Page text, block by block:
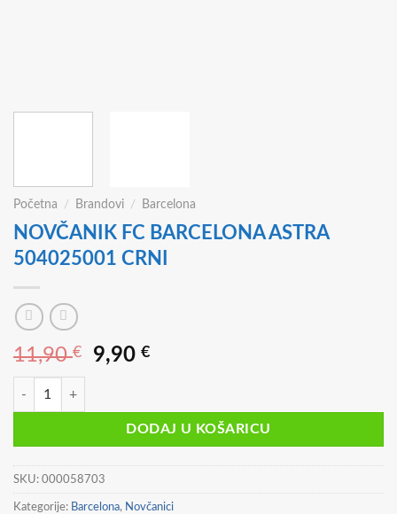
Početna / Brandovi / Barcelona
NOVČANIK FC BARCELONA ASTRA
504025001 CRNI
11,90€
Izvorna
je:
11,90 €.
9,90€Trenutna
9,90 €.
NOVČANIK FC BARCELONA ASTRA 504025001 CRNI količina
DODAJ U KOŠARICU
SKU: 000058703
Kategorije: Barcelona, Novčanici